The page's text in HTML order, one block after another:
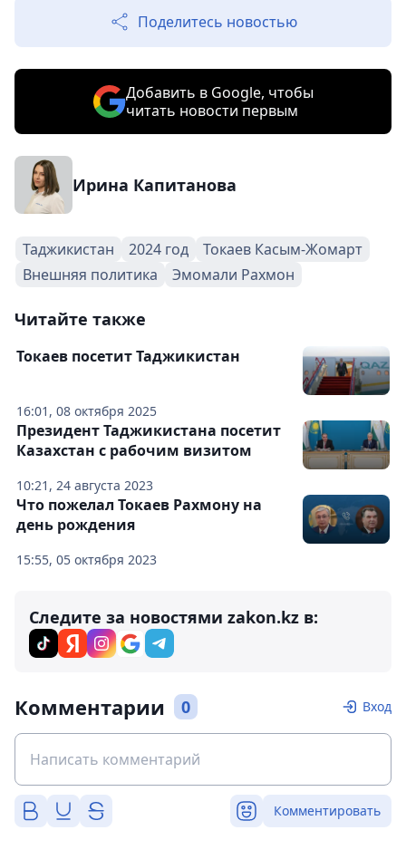
Поделитесь новостью
Добавить в Google, чтобы
читать новости первым
Ирина Капитанова
Таджикистан 2024 год
Токаев Касым-Жомарт
Внешняя политика
Эмомали Рахмон
Читайте также
16:01, 08 октября 2025
Токаев посетит Таджикистан
10:21, 24 августа 2023
Президент Таджикистана посетит
Казахстан с рабочим визитом
15:55, 05 октября 2023
Что пожелал Токаев Рахмону на
день рождения
Следите за новостями zakon.kz в:
Комментарии 0 Вход
Комментировать